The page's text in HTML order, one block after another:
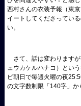
西村さんの衣装予報（東
イートしてくださってい
い。
さて、話は変わります
ュウカケルハナコ）とい
ビ朝日で毎週火曜の夜
の文字数制限「140字」か